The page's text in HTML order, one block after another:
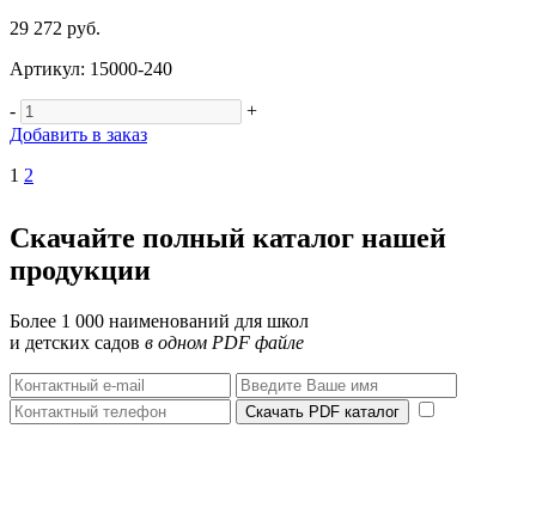
29 272 руб.
Артикул: 15000-240
-
+
Добавить в заказ
1 2
Скачайте полный каталог нашей
продукции
Более 1 000 наименований для школ
и детских садов в одном PDF файле
Скачать PDF каталог